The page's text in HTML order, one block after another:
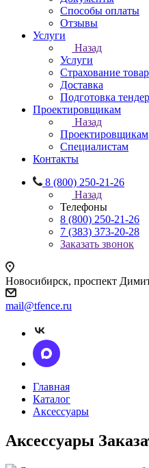
Способы оплаты
Отзывы
Услуги
Назад
Услуги
Страхование
Доставка
Подготовка
Проектировщикам
Назад
Проектировщикам
Специалистам
Контакты
8 (800) 250-21-26
Назад
Телефоны
8 (800) 250-21-26
7 (383) 373-20-28
Заказать звонок
Новосибирск, проспект
mail@tfence.ru
Главная
Каталог
Аксессуары
Аксессуары